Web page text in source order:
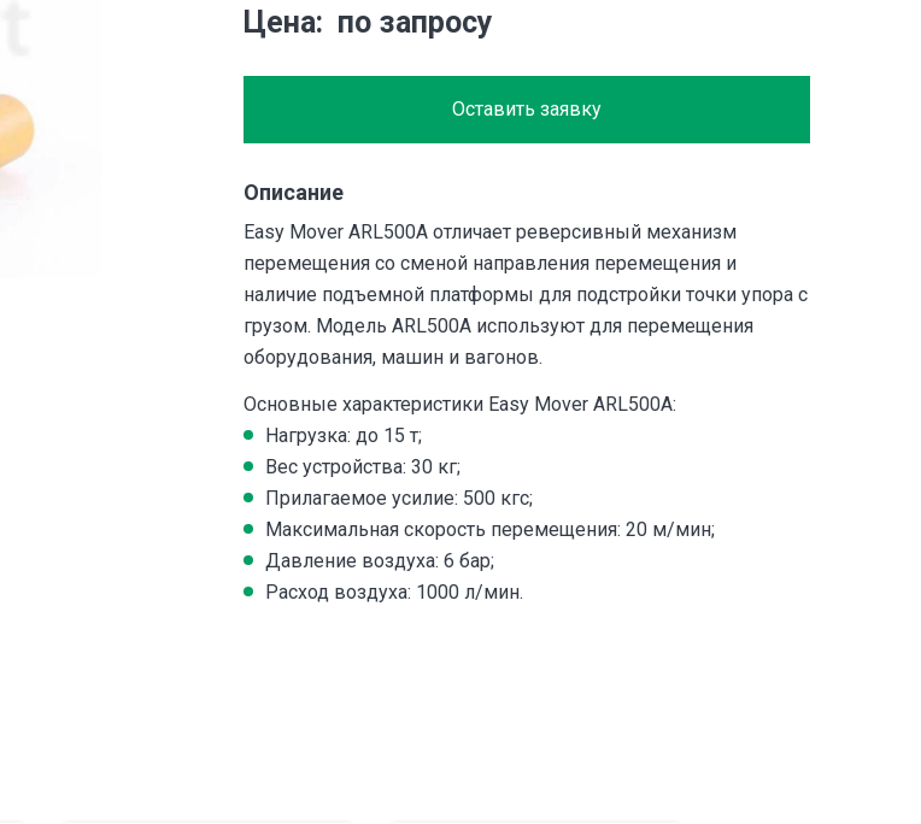
Цена по запросу
Оставить заявку
Описание
Easy Mover ARL500A отличает реверсивный механизм
перемещения со сменой направления перемещения и
наличие подъемной платформы для подстройки точки упора с
грузом. Модель ARL500A используют для перемещения
оборудования, машин и вагонов.
Основные характеристики Easy Mover ARL500A:
Нагрузка: до 15 т;
Вес устройства: 30 кг;
Прилагаемое усилие: 500 кгс;
Максимальная скорость перемещения: 20 м/мин;
Давление воздуха: 6 бар;
Расход воздуха: 1000 л/мин.